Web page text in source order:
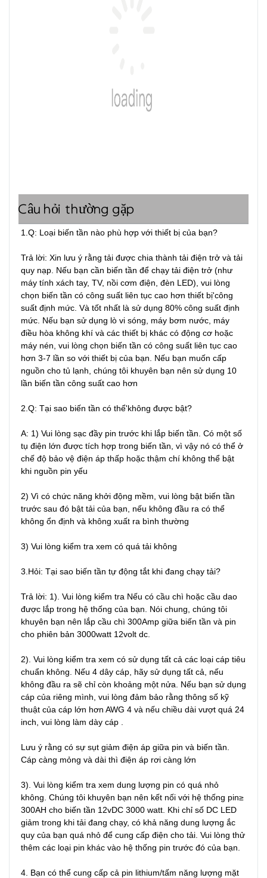
Câu hỏi thường gặp
1.Q: Loại biến tần nào phù hợp với thiết bị của bạn?
Trả lời: Xin lưu ý rằng tải được chia thành tải điện trở và tải
quy nạp. Nếu bạn cần biến tần để chạy tải điện trở (như
máy tính xách tay, TV, nồi cơm điện, đèn LED), vui lòng
chọn biến tần có công suất liên tục cao hơn thiết bị'công
suất định mức. Và tốt nhất là sử dụng 80% công suất định
mức. Nếu bạn sử dụng lò vi sóng, máy bơm nước, máy
điều hòa không khí và các thiết bị khác có động cơ hoặc
máy nén, vui lòng chọn biến tần có công suất liên tục cao
hơn 3-7 lần so với thiết bị của bạn. Nếu bạn muốn cấp
nguồn cho tủ lạnh, chúng tôi khuyên bạn nên sử dụng 10
lần biến tần công suất cao hơn
2.Q: Tại sao biến tần có thể'không được bật?
A: 1) Vui lòng sạc đầy pin trước khi lắp biến tần. Có một số
tụ điện lớn được tích hợp trong biến tần, vì vậy nó có thể ở
chế độ bảo vệ điện áp thấp hoặc thậm chí không thể bật
khi nguồn pin yếu
2) Vì có chức năng khởi động mềm, vui lòng bật biến tần
trước sau đó bật tải của bạn, nếu không đầu ra có thể
không ổn định và không xuất ra bình thường
3) Vui lòng kiểm tra xem có quá tải không
3.Hỏi: Tại sao biến tần tự động tắt khi đang chạy tải?
Trả lời: 1). Vui lòng kiểm tra Nếu có cầu chì hoặc cầu dao
được lắp trong hệ thống của bạn. Nói chung, chúng tôi
khuyên bạn nên lắp cầu chì 300Amp giữa biến tần và pin
cho phiên bản 3000watt 12volt dc.
2). Vui lòng kiểm tra xem có sử dụng tất cả các loại cáp tiêu
chuẩn không. Nếu 4 dây cáp, hãy sử dụng tất cả, nếu
không đầu ra sẽ chỉ còn khoảng một nửa. Nếu bạn sử dụng
cáp của riêng mình, vui lòng đảm bảo rằng thông số kỹ
thuật của cáp lớn hơn AWG 4 và nếu chiều dài vượt quá 24
inch, vui lòng làm dày cáp .
Lưu ý rằng có sự sụt giảm điện áp giữa pin và biến tần.
Cáp càng mỏng và dài thì điện áp rơi càng lớn
3). Vui lòng kiểm tra xem dung lượng pin có quá nhỏ
không. Chúng tôi khuyên bạn nên kết nối với hệ thống pin≥
300AH cho biến tần 12vDC 3000 watt. Khi chỉ số DC LED
giảm trong khi tải đang chạy, có khả năng dung lượng ắc
quy của bạn quá nhỏ để cung cấp điện cho tải. Vui lòng thử
thêm các loại pin khác vào hệ thống pin trước đó của bạn.
4. Bạn có thể cung cấp cả pin lithium/tấm năng lượng mặt